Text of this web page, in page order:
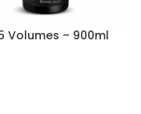
Volumes – 900ml